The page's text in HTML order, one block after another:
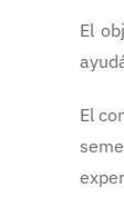
El
El